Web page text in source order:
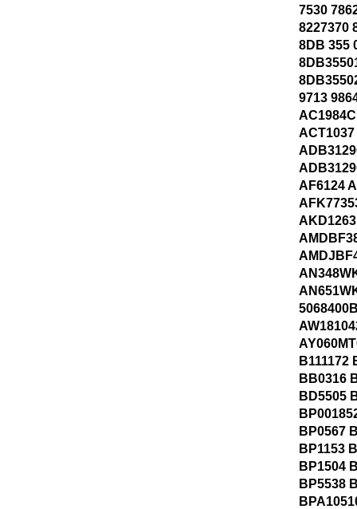
7530
8227370
8DB 355
9713
AF6124
B111172
BB0316
BD5505
BP0567
BP1153
BP1504
BP5538